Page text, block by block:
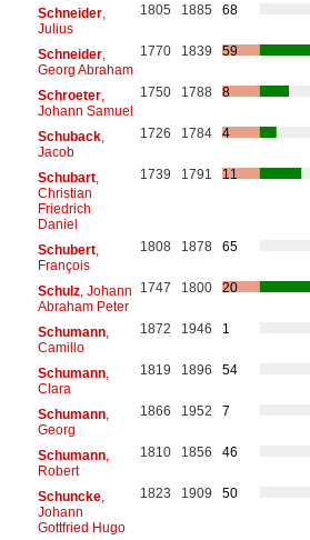
Schneider,
Julius
1805 1885 68
Schneider,
Georg Abraham
1770 1839 59
Schroeter,
Johann Samuel
1750 1788 8
Schuback,
Jacob
1726 1784 4
Schubart,
Christian
Friedrich
Daniel
1739 1791 11
Schubert,
François
1808 1878 65
Schulz, Johann
Abraham Peter
1747 1800 20
Schumann,
Camillo
1872 1946 1
Schumann,
Clara
1819 1896 54
Schumann,
Georg
1866 1952 7
Schumann,
Robert
1810 1856 46
Schuncke,
Johann
Gottfried Hugo
1823 1909 50